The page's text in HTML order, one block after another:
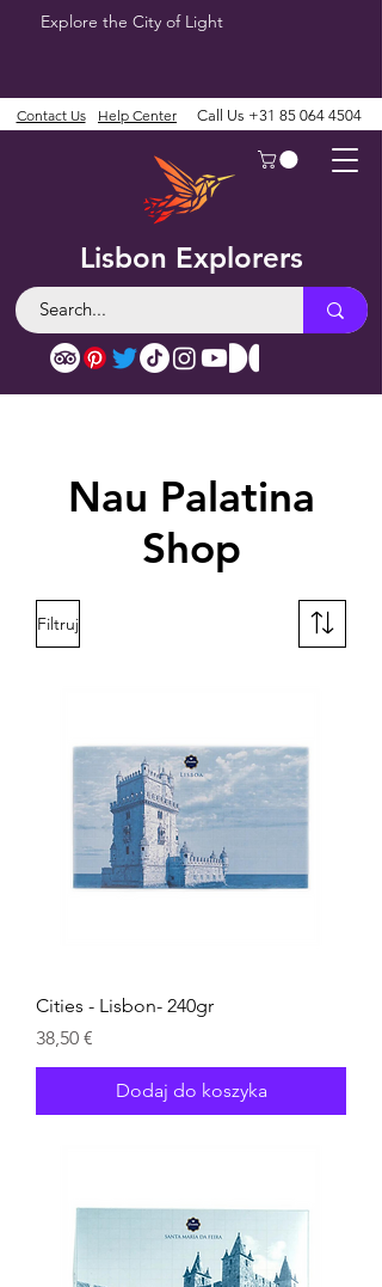
Explore the City of Light
Lisbon Explorers
Contact Us Help Center Call Us +31 85 064 4504
Nau Palatina
Shop
Filtruj
Cities - Lisbon- 240gr
Cena
38,50 €
Dodaj do koszyka